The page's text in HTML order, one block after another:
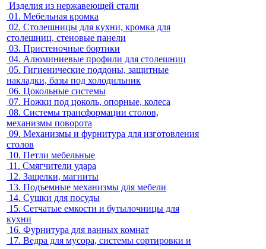
Изделия из нержавеющей стали
01. Мебельная кромка
02. Столешницы для кухни, кромка для
столешниц, стеновые панели
03. Пристеночные бортики
04. Алюминиевые профили для столешниц
05. Гигиенические поддоны, защитные
накладки, базы под холодильник
06. Цокольные системы
07. Ножки под цоколь, опорные, колеса
08. Системы трансформации столов,
механизмы поворота
09. Механизмы и фурнитура для изготовления
столов
10. Петли мебельные
11. Смягчители удара
12. Защелки, магниты
13. Подъемные механизмы для мебели
14. Сушки для посуды
15. Сетчатые емкости и бутылочницы для
кухни
16. Фурнитура для ванных комнат
17. Ведра для мусора, системы сортировки и